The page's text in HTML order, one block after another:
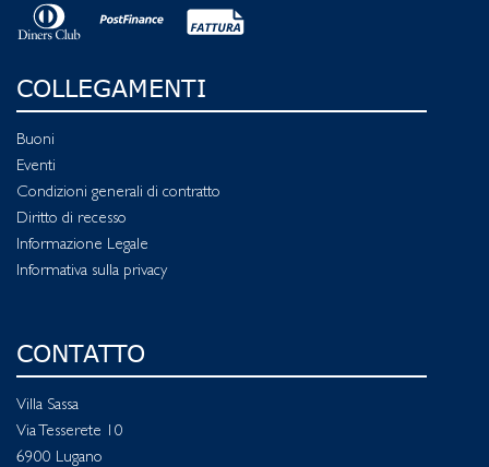
COLLEGAMENTI
Buoni
Eventi
Condizioni generali di contratto
Diritto di recesso
Informazione Legale
Informativa sulla privacy
CONTATTO
Villa Sassa
Via Tesserete 10
6900 Lugano